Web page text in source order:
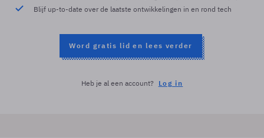
Blijf up-to-date over de laatste ontwikkelingen in en rond tech
Word gratis lid en lees verder
Heb je al een account? Log in